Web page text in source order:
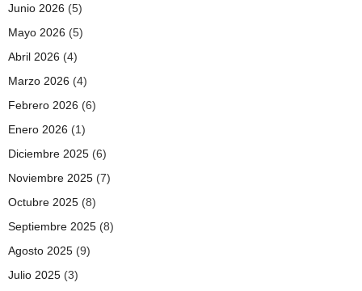
Junio 2026 (5)
Mayo 2026 (5)
Abril 2026 (4)
Marzo 2026 (4)
Febrero 2026 (6)
Enero 2026 (1)
Diciembre 2025 (6)
Noviembre 2025 (7)
Octubre 2025 (8)
Septiembre 2025 (8)
Agosto 2025 (9)
Julio 2025 (3)